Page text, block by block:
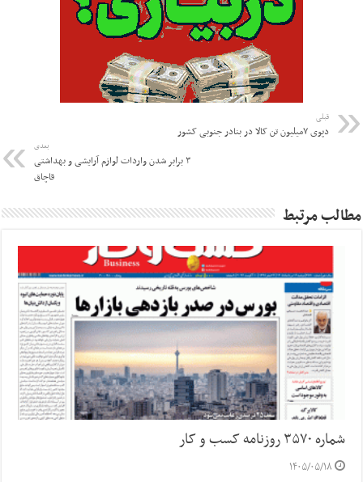
قبلی
دپوی ۷میلیون تن کالا در بنادر جنوبی کشور
بعدی
۳ برابر شدن واردات لوازم آرایشی و بهداشتی
قاچاق
مطالب مرتبط
شماره ۳۵۷۰ روزنامه کسب و کار
۱۴۰۵/۰۵/۱۸